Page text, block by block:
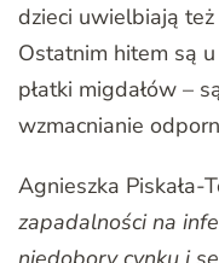
dzieci uwielbiają też
Ostatnim hitem są
płatki migdałów –
wzmacnianie
Agnieszka Piskała-
zapadalności na